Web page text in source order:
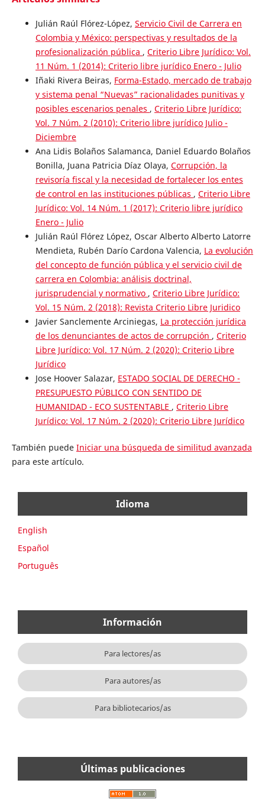
Julián Raúl Flórez-López, Servicio Civil de Carrera en
Colombia y México: perspectivas y resultados de la
profesionalización pública , Criterio Libre Jurídico: Vol.
11 Núm. 1 (2014): Criterio libre jurídico Enero - Julio
Iñaki Rivera Beiras, Forma-Estado, mercado de trabajo
y sistema penal “Nuevas” racionalidades punitivas y
posibles escenarios penales , Criterio Libre Jurídico:
Vol. 7 Núm. 2 (2010): Criterio libre jurídico Julio -
Diciembre
Ana Lidis Bolaños Salamanca, Daniel Eduardo Bolaños
Bonilla, Juana Patricia Díaz Olaya, Corrupción, la
revisoría fiscal y la necesidad de fortalecer los entes
de control en las instituciones públicas , Criterio Libre
Jurídico: Vol. 14 Núm. 1 (2017): Criterio libre jurídico
Enero - Julio
Julián Raúl Flórez López, Oscar Alberto Alberto Latorre
Mendieta, Rubén Darío Cardona Valencia, La evolución
del concepto de función pública y el servicio civil de
carrera en Colombia: análisis doctrinal,
jurisprudencial y normativo , Criterio Libre Jurídico:
Vol. 15 Núm. 2 (2018): Revista Criterio Libre Juridico
Javier Sanclemente Arciniegas, La protección jurídica
de los denunciantes de actos de corrupción , Criterio
Libre Jurídico: Vol. 17 Núm. 2 (2020): Criterio Libre
Jurídico
Jose Hoover Salazar, ESTADO SOCIAL DE DERECHO -
PRESUPUESTO PÚBLICO CON SENTIDO DE
HUMANIDAD - ECO SUSTENTABLE , Criterio Libre
Jurídico: Vol. 17 Núm. 2 (2020): Criterio Libre Jurídico
También puede Iniciar una búsqueda de similitud avanzada
para este artículo.
Idioma
English
Español
Português
Información
Para lectores/as
Para autores/as
Para bibliotecarios/as
Últimas publicaciones